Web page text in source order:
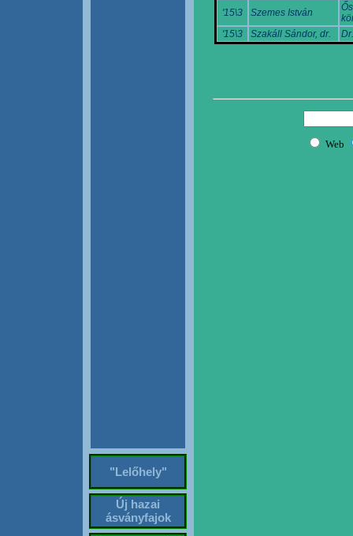
"Lelőhely"
Új hazai
ásványfajok
'15\3 Szemes István
'15\3
Szakáll Sándor, dr.